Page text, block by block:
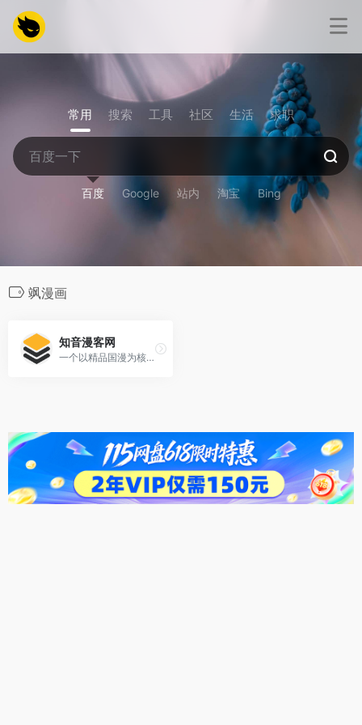
常用 搜索 工具 社区 生活 求职
百度 Google 站内 淘宝 Bing
飒漫画
知音漫客网
一个以精品国漫为核心的漫画阅读平台，收录了大量热门和经典的国漫作品，支持免费阅读、高清画质、无广告体验。